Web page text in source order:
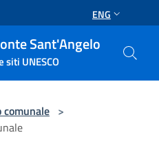
ENG
Sant'Angelo
siti UNESCO
comunale >